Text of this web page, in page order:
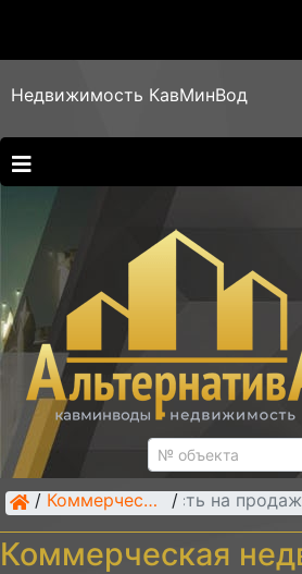
Недвижимость КавМинВод
/ Коммерческая недвижимость /
недвижимость на
Коммерческая